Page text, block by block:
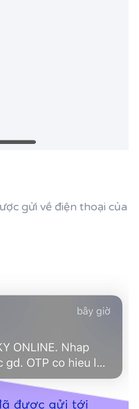
gửi về điện thoại của